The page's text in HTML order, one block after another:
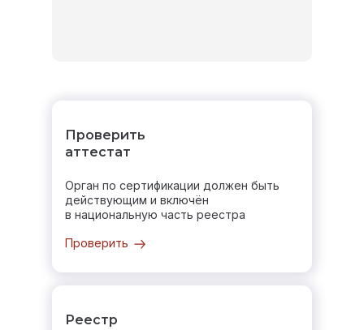
Реестр
Проверить
Орган по сертификации должен быть
действующим и включён
в национальную часть реестра
Проверить
аттестат